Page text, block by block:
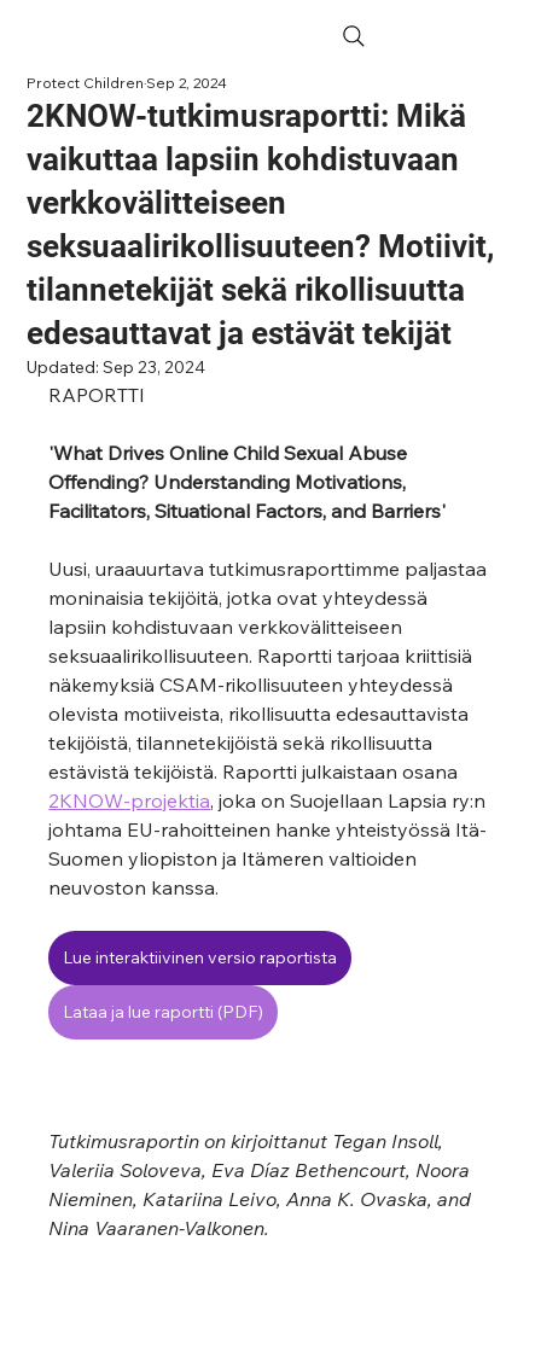
2KNOW-tutkimusraportti: Mikä
vaikuttaa lapsiin kohdistuvaan
verkkovälitteiseen
seksuaalirikollisuuteen? Motiivit,
tilannetekijät sekä rikollisuutta
edesauttavat ja estävät tekijät
Protect ChildrenSep 2, 2024
Updated:Sep 23, 2024
RAPORTTI
'What Drives Online Child Sexual Abuse
Offending? Understanding Motivations,
Facilitators, Situational Factors, and Barriers'
Uusi, uraauurtava tutkimusraporttimme paljastaa
moninaisia tekijöitä, jotka ovat yhteydessä
lapsiin kohdistuvaan verkkovälitteiseen
seksuaalirikollisuuteen. Raportti tarjoaa kriittisiä
näkemyksiä CSAM-rikollisuuteen yhteydessä
olevista motiiveista, rikollisuutta edesauttavista
tekijöistä, tilannetekijöistä sekä rikollisuutta
estävistä tekijöistä. Raportti julkaistaan osana
2KNOW-projektia, joka on Suojellaan Lapsia ry:n
johtama EU-rahoitteinen hanke yhteistyössä Itä-
Suomen yliopiston ja Itämeren valtioiden
neuvoston kanssa.
Lue interaktiivinen versio raportista
Lataa ja lue raportti (PDF)
Tutkimusraportin on kirjoittanut Tegan Insoll,
Valeriia Soloveva, Eva Díaz Bethencourt, Noora
Nieminen, Katariina Leivo, Anna K. Ovaska, and
Nina Vaaranen-Valkonen.